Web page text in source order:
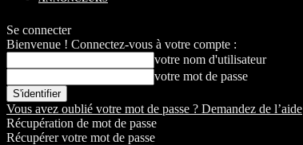
Se connecter
Bienvenue ! Connectez-vous à votre compte :
votre nom d'utilisateur
votre mot de passe
Vous avez oublié votre mot de passe ? Demandez de l’aide
Récupération de mot de passe
Récupérer votre mot de passe